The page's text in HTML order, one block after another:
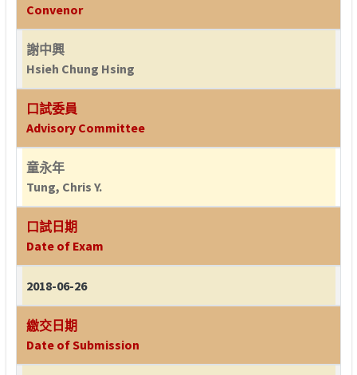
Convenor
謝中興
Hsieh Chung Hsing
口試委員
Advisory Committee
童永年
Tung, Chris Y.
口試日期
Date of Exam
2018-06-26
繳交日期
Date of Submission